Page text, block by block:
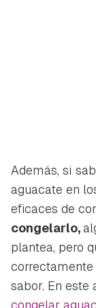
Además, si
aguacate en
eficaces de
congelarlo,
plantea, pero
sabor. En